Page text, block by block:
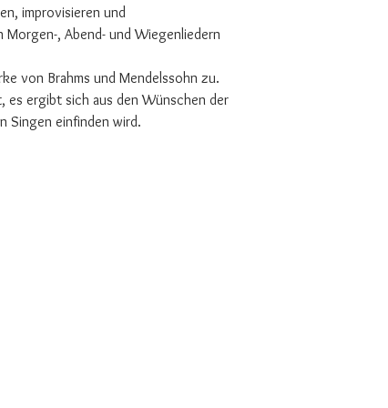
improvisieren und
, Abend- und Wiegenliedern
von Brahms und Mendelssohn zu.
ergibt sich aus den Wünschen der
Singen einfinden wird.